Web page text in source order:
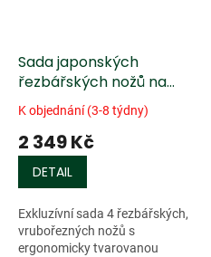
Sada japonských
řezbářských nožů na
vrubořez - 4 ks
K objednání (3-8 týdny)
2 349 Kč
DETAIL
Exkluzívní sada 4 řezbářských,
vrubořezných nožů s
ergonomicky tvarovanou